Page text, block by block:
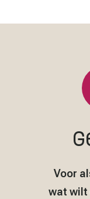
Voor
wat wilt